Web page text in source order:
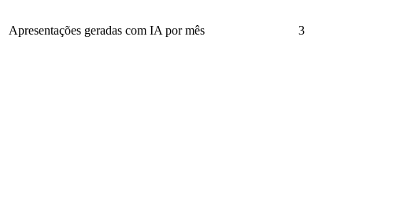
Apresentações geradas com IA por mês 3